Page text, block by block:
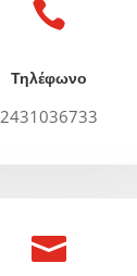

Τηλέφωνο
2431036733
